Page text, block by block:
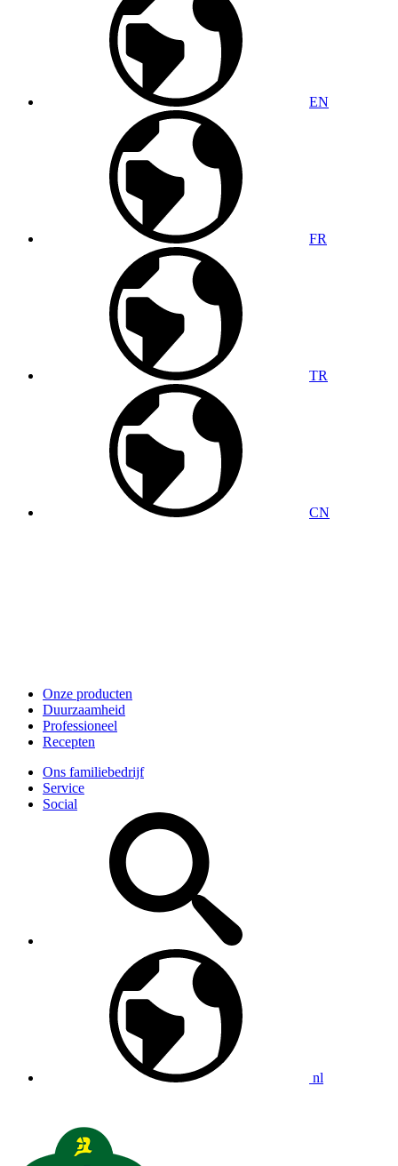
EN
FR
TR
CN
Onze producten
Duurzaamheid
Professioneel
Recepten
Ons familiebedrijf
Service
Social
nl